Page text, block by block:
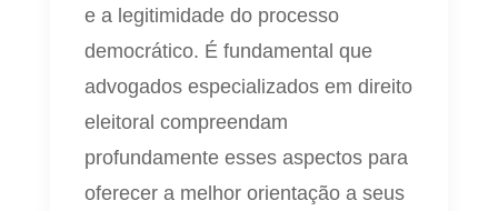
e a legitimidade do processo
democrático. É fundamental que
advogados especializados em direito
eleitoral compreendam
profundamente esses aspectos para
oferecer a melhor orientação a seus